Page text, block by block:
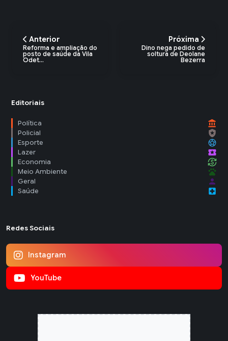
Anterior
Reforma e ampliação do
posto de saúde da Vila
Odet...
Próxima
Dino nega pedido de
soltura de Deolane
Bezerra
Editoriais
Política account_balance
Policial local_police
Esporte sports_soccer
Lazer local_activity
Economia currency_exchange
Meio Ambiente pets
Geral person
Saúde local_hospital
Redes Sociais
Instagram
YouTube